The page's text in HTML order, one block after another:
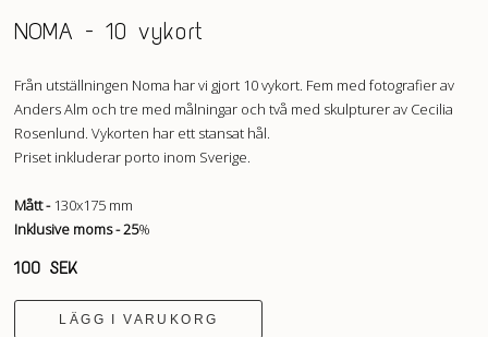
NOMA - 10 vykort
Från utställningen Noma har vi gjort 10 vykort. Fem med fotografier av
Anders Alm och tre med målningar och två med skulpturer av Cecilia
Rosenlund. Vykorten har ett stansat hål.
Priset inkluderar porto inom Sverige.
Mått - 130x175 mm
Inklusive moms - 25%
100 SEK
LÄGG I VARUKORG